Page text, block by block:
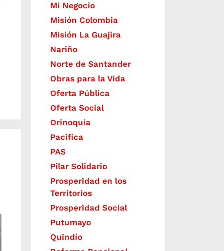
Mi Negocio
Misión Colombia
Misión La Guajira
Nariño
Norte de Santander
Obras para la Vida
Oferta Pública
Oferta Social​​
Orinoquia
Pacífica
PAS
Pilar Solidario
Prosperidad en los
Territorios
Prosperidad Social
Putumayo
Quindío